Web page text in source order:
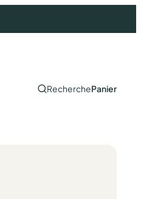
RecherchePanier